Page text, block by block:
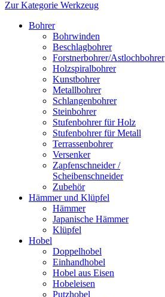
Zur Kategorie Werkzeug
Bohrer
Bohrwinden
Beschlagbohrer
Forstnerbohrer/Astlochbohrer
Holzspiralbohrer
Kunstbohrer
Metallbohrer
Schlangenbohrer
Steinbohrer
Stufenbohrer für Holz
Stufenbohrer für Metall
Terrassenbohrer
Versenker
Zapfenschneider /
Scheibenschneider
Zubehör
Hämmer und Klüpfel
Hämmer
Japanische Hämmer
Klüpfel
Hobel
Doppelhobel
Einhandhobel
Hobel aus Eisen
Hobeleisen
Putzhobel